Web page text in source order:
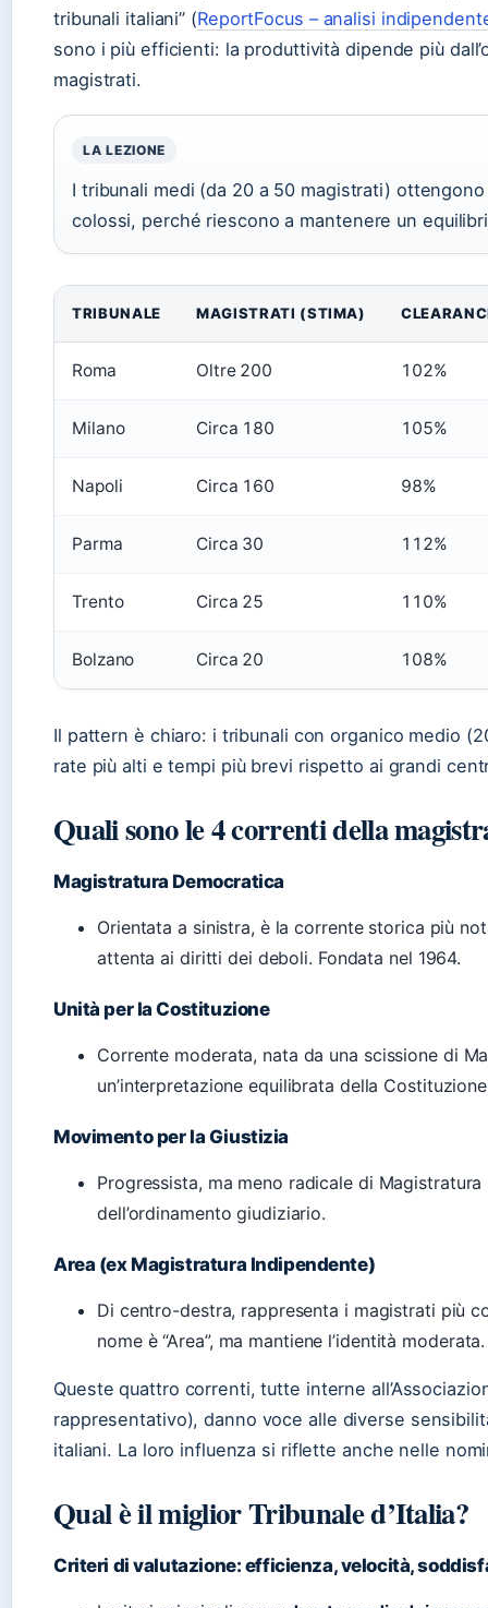
tribunali italiani” (ReportFocus – analisi
sono i più efficienti: la produttività dipende più
magistrati.
LA LEZIONE
I tribunali medi (da 20 a 50 magistrati)
colossi, perché riescono a mantenere un
TRIBUNALE MAGISTRATI (STIMA)
Roma Oltre 200 102%
Milano Circa 180 105%
Napoli Circa 160 98%
Parma Circa 30 112%
Trento Circa 25 110%
Bolzano Circa 20 108%
Il pattern è chiaro: i tribunali con organico medio
rate più alti e tempi più brevi rispetto ai grandi
Quali sono le 4 correnti della
Magistratura Democratica
Orientata a sinistra, è la corrente storica più
attenta ai diritti dei deboli. Fondata nel 1964.
Unità per la Costituzione
Corrente moderata, nata da una scissione di
un’interpretazione equilibrata della
Movimento per la Giustizia
Progressista, ma meno radicale di
dell’ordinamento giudiziario.
Area (ex Magistratura Indipendente)
Di centro-destra, rappresenta i magistrati più
nome è “Area”, ma mantiene l’identità moderata.
Queste quattro correnti, tutte interne
rappresentativo), danno voce alle diverse
italiani. La loro influenza si riflette anche nelle
Qual è il miglior Tribunale d’Italia?
Criteri di valutazione: efficienza, velocità,